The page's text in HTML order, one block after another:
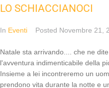
LO SCHIACCIANOCI
In Eventi Posted Novembre 21,
Natale sta arrivando.... che ne
l'avventura indimenticabile della
Insieme a lei incontreremo un
prendono vita durante la notte e